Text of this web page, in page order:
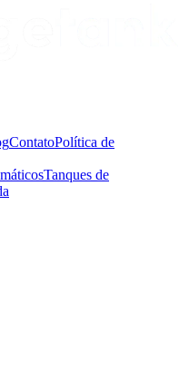
ContatoPolítica de
Tanques de